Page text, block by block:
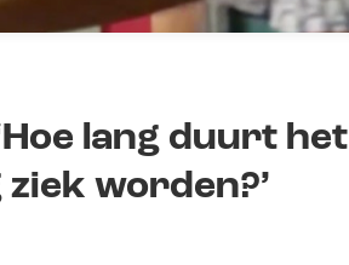
lang duurt het
worden?’